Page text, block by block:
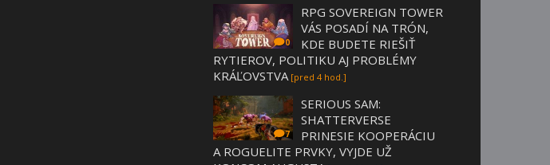
0
RPG SOVEREIGN TOWER
VÁS POSADÍ NA TRÓN,
KDE BUDETE RIEŠIŤ
RYTIEROV, POLITIKU AJ PROBLÉMY
KRÁĽOVSTVA [pred 4 hod.]
7
SERIOUS SAM:
SHATTERVERSE
PRINESIE KOOPERÁCIU
A ROGUELITE PRVKY, VYJDE UŽ